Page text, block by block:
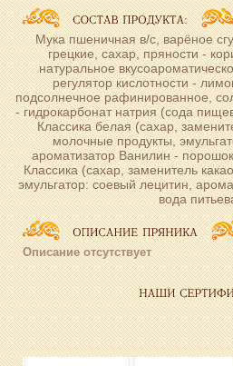
Мука пшеничная в/с, варёное
грецкие, сахар, пряности -
натуральное
регулятор кислотности -
подсолнечное рафинированное,
- гидрокарбонат натрия (сода
Классика белая (сахар,
молочные продукты,
ароматизатор Ванилин -
Классика (сахар, заменитель
эмульгатор: соевый лецитин,
вода
Описание отсутствует